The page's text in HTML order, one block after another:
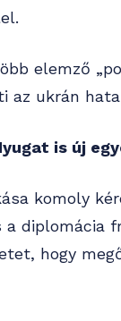
elemző
az ukrán
is új
komoly
a diplomácia
hogy